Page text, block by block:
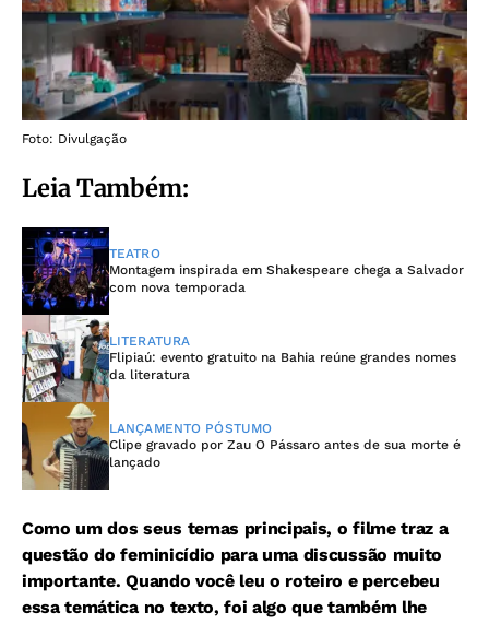
Foto: Divulgação
Leia Também:
TEATRO
Montagem inspirada em Shakespeare chega a Salvador
com nova temporada
LITERATURA
Flipiaú: evento gratuito na Bahia reúne grandes nomes
da literatura
LANÇAMENTO PÓSTUMO
Clipe gravado por Zau O Pássaro antes de sua morte é
lançado
Como um dos seus temas principais, o filme traz a
questão do feminicídio para uma discussão muito
importante. Quando você leu o roteiro e percebeu
essa temática no texto, foi algo que também lhe